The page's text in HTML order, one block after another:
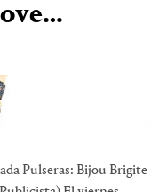
Pulseras: Bijou Brigite